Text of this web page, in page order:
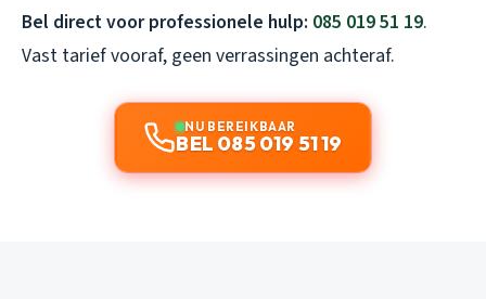
Bel direct voor professionele hulp: 085 019 51 19.
Vast tarief vooraf, geen verrassingen achteraf.
NU BEREIKBAAR
BEL 085 019 51 19